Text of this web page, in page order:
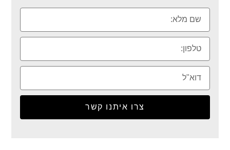
צרו איתנו קשר